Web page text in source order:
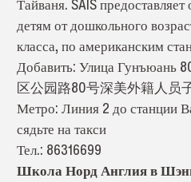
Тайваня. SAIS
детям от дошкольного
класса, по американским
Добавить: Улица Гунъюань
区公园路80号深美外籍人员
Метро: Линия 2 до станции
сядьте на такси
Тел.: 86316699
Школа Норд Англия в